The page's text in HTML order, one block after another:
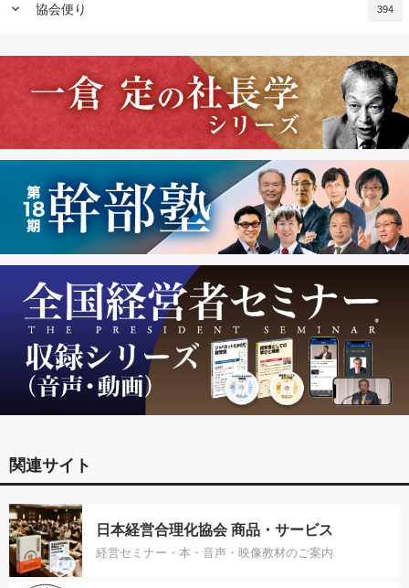
keyboard_arrow_down 協会便り 394
関連サイト
日本経営合理化協会 商品・サービス
経営セミナー・本・音声・映像教材のご案内